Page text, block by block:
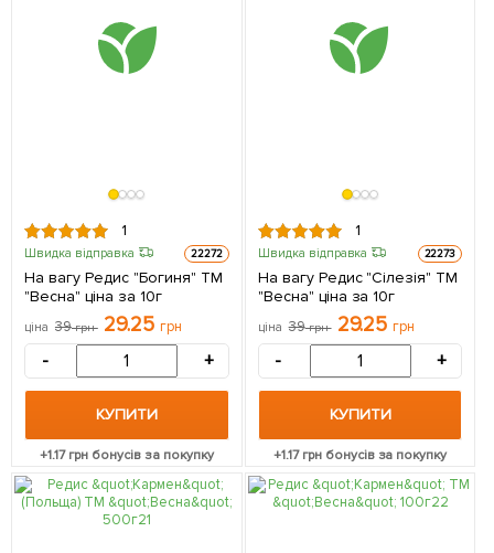
1
Швидка відправка 22272
На вагу Редис "Богиня" ТМ
"Весна" ціна за 10г
ціна 39грн 29.25 грн
- +
КУПИТИ
+1.17грн бонусів за покупку
1
Швидка відправка 22273
На вагу Редис "Сілезія" ТМ
"Весна" ціна за 10г
ціна 39грн 29.25 грн
- +
КУПИТИ
+1.17грн бонусів за покупку